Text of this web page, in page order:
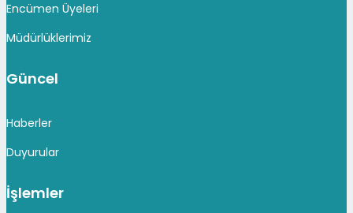
Encümen Üyeleri
Müdürlüklerimiz
Güncel
Haberler
Duyurular
İşlemler